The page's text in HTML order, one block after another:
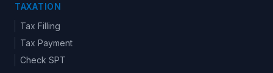
TAXATION
Tax Filling
Tax Payment
Check SPT